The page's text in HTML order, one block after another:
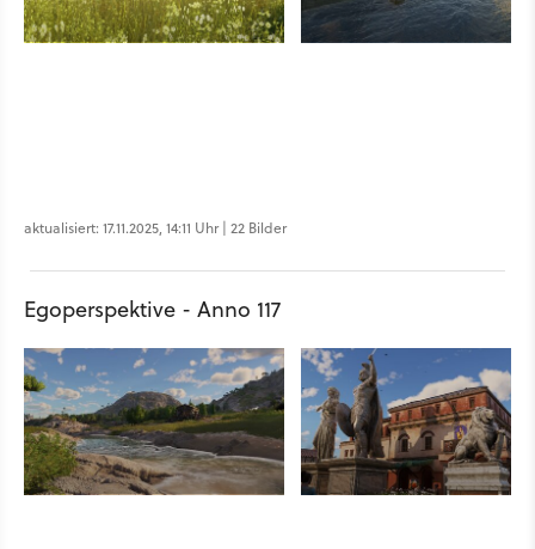
aktualisiert: 17.11.2025, 14:11 Uhr | 22 Bilder
Egoperspektive - Anno 117